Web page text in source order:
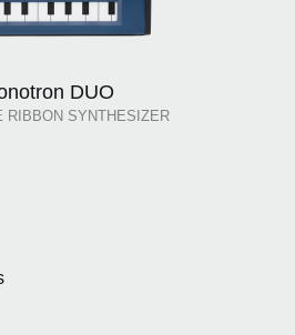
DUO
RIBBON SYNTHESIZER